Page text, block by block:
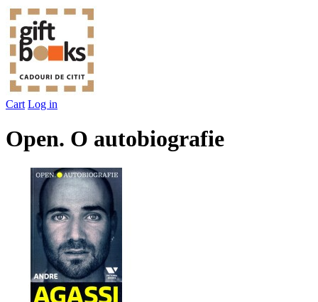
Cart Log in
Open. O autobiografie